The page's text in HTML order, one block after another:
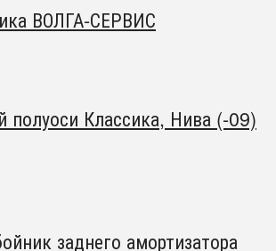
ВОЛГА-СЕРВИС
полуоси Классика, Нива (-09)
заднего амортизатора